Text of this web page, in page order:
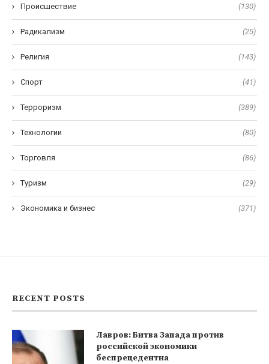
Происшествие (130)
Радикализм (25)
Религия (143)
Спорт (41)
Терроризм (389)
Технологии (80)
Торговля (86)
Туризм (29)
Экономика и бизнес (371)
RECENT POSTS
Лавров: Битва Запада против
российской экономики
беспрецедентна